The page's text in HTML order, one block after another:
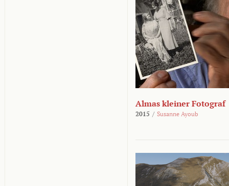
Almas kleiner Fotograf
2015 / Susanne Ayoub